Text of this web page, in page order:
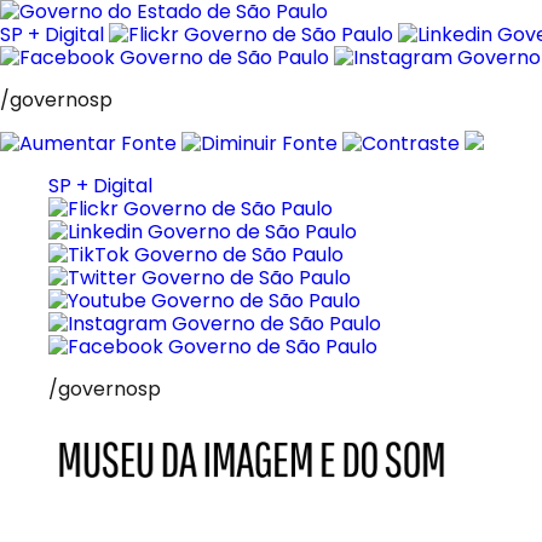
Pular
para
o
SP + Digital
/governosp
SP + Digital
/governosp